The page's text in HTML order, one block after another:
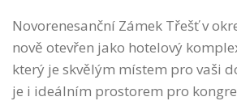
Novorenesanční Zámek Třešť v
nově otevřen jako hotelový
který je skvělým místem pro vaši
je i ideálním prostorem pro